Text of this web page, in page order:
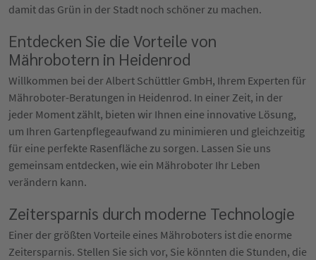
damit das Grün in der Stadt noch schöner zu machen.
Entdecken Sie die Vorteile von
Mährobotern in Heidenrod
Willkommen bei der Albert Schüttler GmbH, Ihrem Experten für
Mähroboter-Beratungen in Heidenrod. In einer Zeit, in der
jeder Moment zählt, bieten wir Ihnen eine innovative Lösung,
um Ihren Gartenpflegeaufwand zu minimieren und gleichzeitig
für eine perfekte Rasenfläche zu sorgen. Lassen Sie uns
gemeinsam entdecken, wie ein Mähroboter Ihr Leben
verändern kann.
Zeitersparnis durch moderne Technologie
Einer der größten Vorteile eines Mähroboters ist die enorme
Zeitersparnis. Stellen Sie sich vor, Sie könnten die Stunden, die